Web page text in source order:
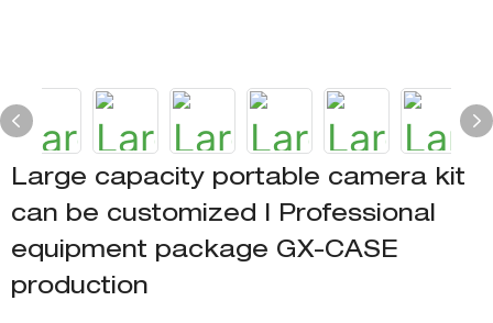
Large capacity portable camera kit
can be customized | Professional
equipment package GX-CASE
production